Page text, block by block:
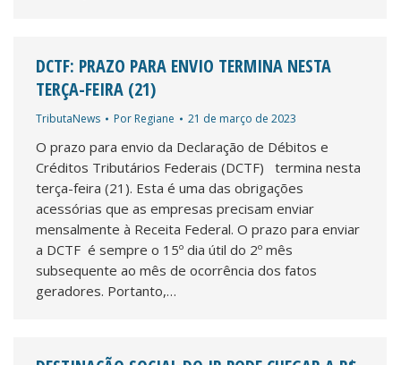
DCTF: PRAZO PARA ENVIO TERMINA NESTA
TERÇA-FEIRA (21)
TributaNews Por Regiane 21 de março de 2023
O prazo para envio da Declaração de Débitos e
Créditos Tributários Federais (DCTF) termina nesta
terça-feira (21). Esta é uma das obrigações
acessórias que as empresas precisam enviar
mensalmente à Receita Federal. O prazo para enviar
a DCTF é sempre o 15º dia útil do 2º mês
subsequente ao mês de ocorrência dos fatos
geradores. Portanto,…